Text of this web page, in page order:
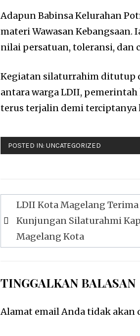
Adapun Babinsa Kelurahan
materi Wawasan
nilai persatuan, toleransi, dan
Kegiatan silaturrahim ditutup
antara warga LDII,
terus terjalin demi
POSTED IN:UNCATEGORIZED
Navigasi
pos
LDII Kota Magelang Terima
Kunjungan Silaturahmi
Magelang Kota
TINGGALKAN BALASAN
Alamat email Anda tidak akan